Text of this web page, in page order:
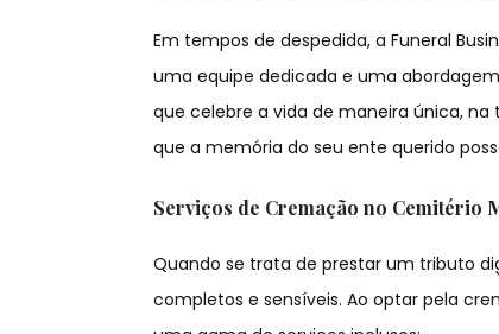
Em tempos de despedida, a Funeral
uma equipe dedicada e uma
que celebre a vida de maneira única,
que a memória do seu ente querido
Serviços de Cremação no Cemitério
Quando se trata de prestar um tributo
completos e sensíveis. Ao optar pela